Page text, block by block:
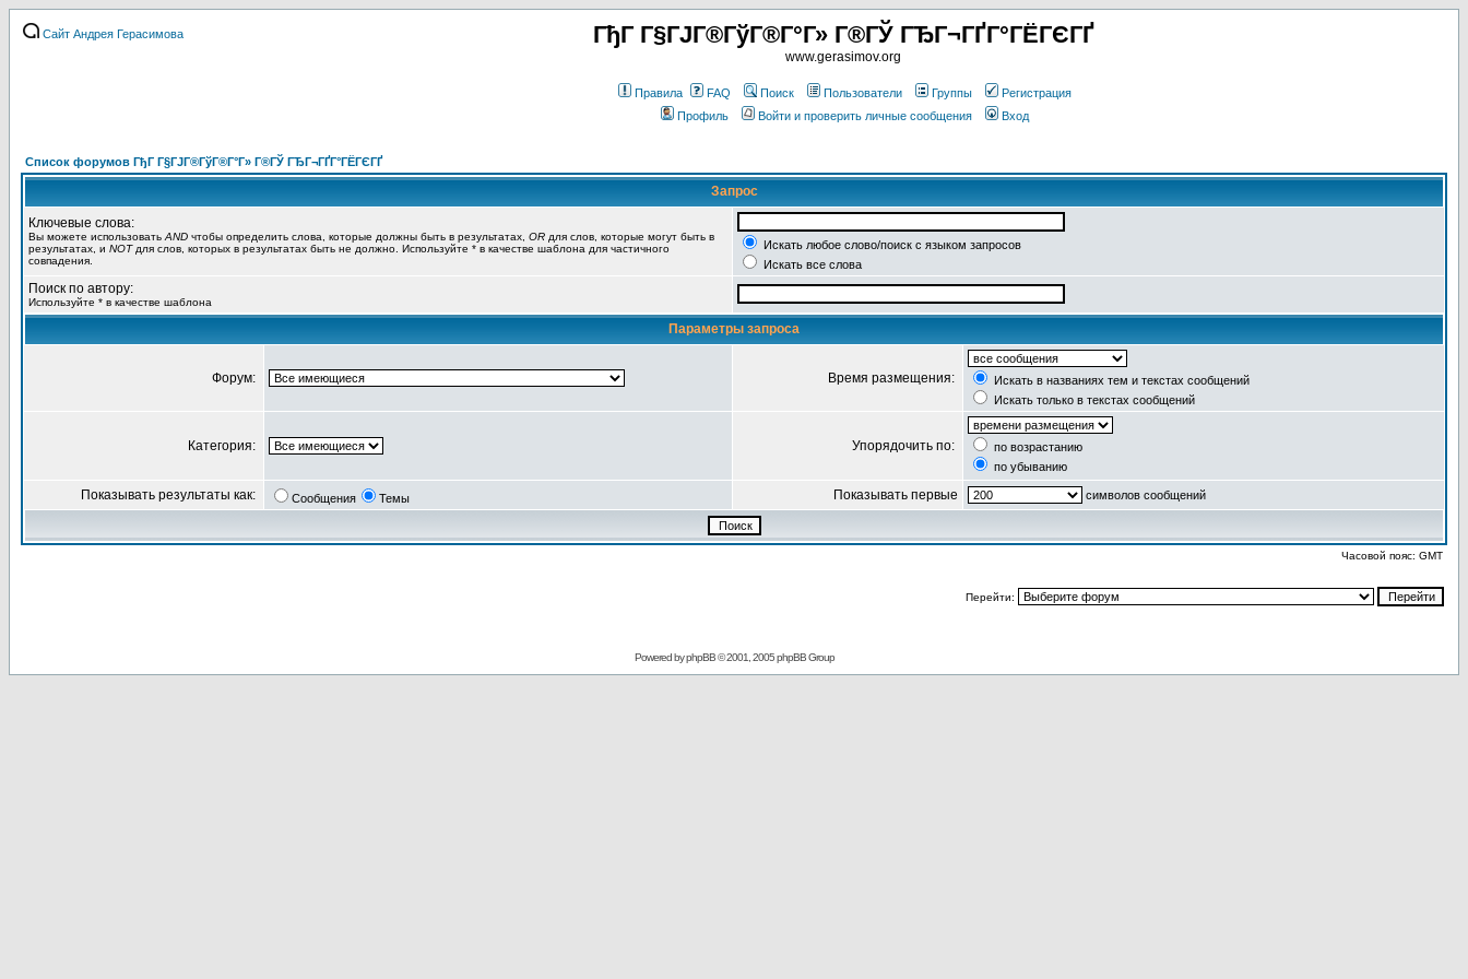
Сайт Андрея Герасимова ГђГ Г§ГЈГ®ГўГ®Г°Г» Г®ГЎ ГЂГ¬ГҐГ°ГЁГЄГҐ
www.gerasimov.org
Правила FAQ Поиск Пользователи Группы
Регистрация
Профиль
Войти и проверить личные сообщения Вход
Список форумов ГђГ Г§ГЈГ®ГўГ®Г°Г» Г®ГЎ ГЂГ¬ГҐГ°ГЁГЄГҐ
Запрос
Ключевые слова:
Вы можете использовать AND чтобы определить слова, которые должны быть в результатах, OR для слов, которые могут быть в
результатах, и NOTдля слов, которых в результатах быть не должно. Используйте * в качестве шаблона для частичного
совпадения.
Искать любое слово/поиск с языком запросов
Искать все слова
Поиск по автору:
Используйте * в качестве шаблона
Параметры запроса
Форум: Время размещения:
Искать в названиях тем и текстах сообщений
Искать только в текстах сообщений
Категория: Упорядочить по:
по возрастанию
по убыванию
Показывать результаты как: Сообщения Темы Показывать первые символов сообщений
Часовой пояс: GMT
Перейти:
Powered byphpBB© 2001, 2005 phpBB Group